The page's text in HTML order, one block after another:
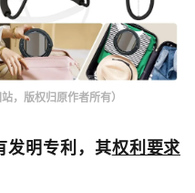
，版权归原作者所有）
发明专利，其权利要求